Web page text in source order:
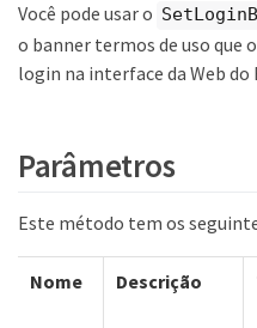
Você pode usar o
o banner termos de uso que
login na interface da Web do
Parâmetros
Este método tem os
Nome Descrição